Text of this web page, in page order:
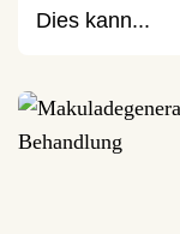
Dies kann...